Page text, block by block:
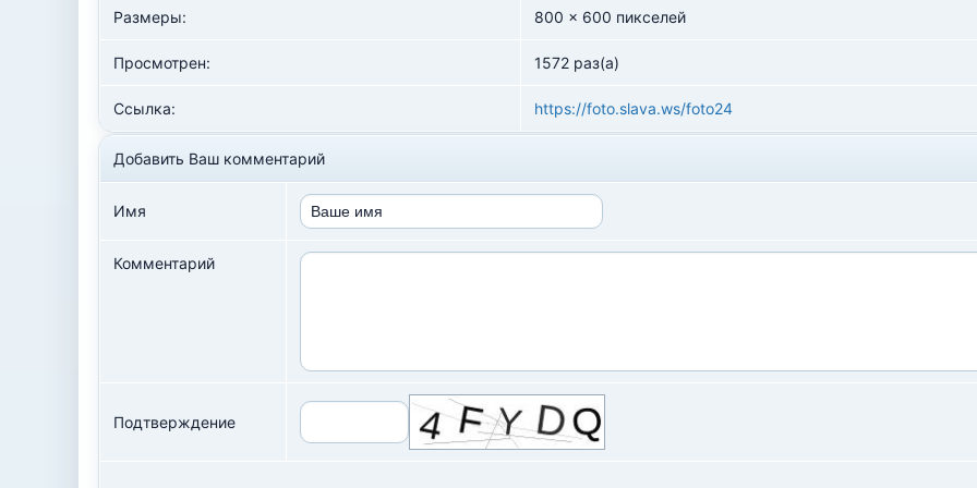
Размеры: 800 x 600 пикселей
Просмотрен: 1572 раз(а)
Ссылка: https://foto.slava.ws/foto24
Добавить Ваш комментарий
Имя
Комментарий
Подтверждение